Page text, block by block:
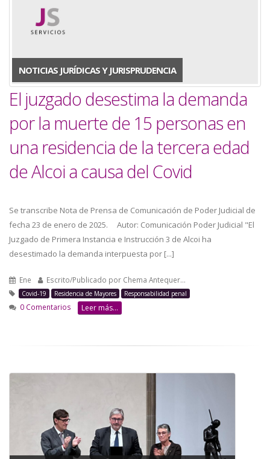
NOTICIAS JURÍDICAS Y JURISPRUDENCIA
El juzgado desestima la demanda
por la muerte de 15 personas en
una residencia de la tercera edad
de Alcoi a causa del Covid
Se transcribe Nota de Prensa de Comunicación de Poder Judicial de
fecha 23 de enero de 2025. Autor: Comunicación Poder Judicial "El
Juzgado de Primera Instancia e Instrucción 3 de Alcoi ha
desestimado la demanda interpuesta por [...]
Ene Escrito/Publicado por Chema Antequer…
Covid-19 Residencia de Mayores Responsabilidad penal
0 Comentarios Leer más...